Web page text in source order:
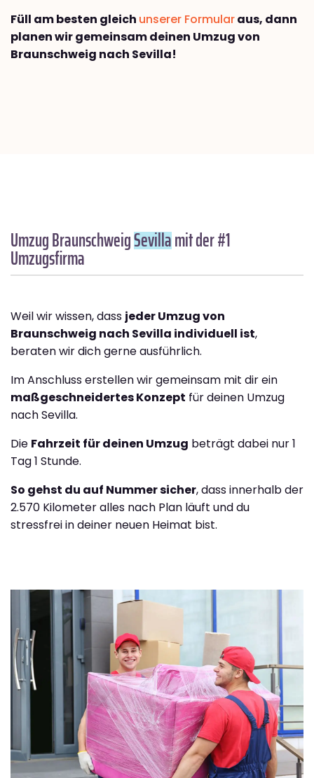
Füll am besten gleich unserer Formularaus, dann
planen wir gemeinsam deinen Umzug von
Braunschweig nach Sevilla!
Umzug BraunschweigSevillamit der #1
Umzugsfirma
Weil wir wissen, dass jeder Umzug von
Braunschweig nach Sevilla individuell ist,
beraten wir dich gerne ausführlich.
Im Anschluss erstellen wir gemeinsam mit dir ein
maßgeschneidertes Konzept für deinen Umzug
nach Sevilla.
Die Fahrzeit für deinen Umzug beträgt dabei nur 1
Tag 1 Stunde.
So gehst du auf Nummer sicher, dass innerhalb der
2.570 Kilometer alles nach Plan läuft und du
stressfrei in deiner neuen Heimat bist.